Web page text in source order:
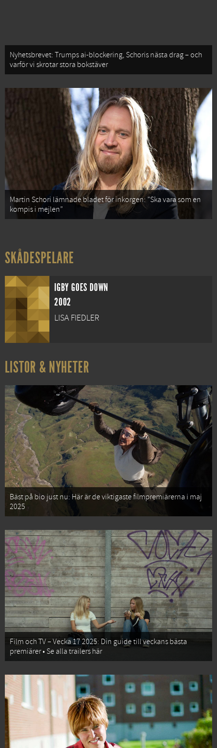
Nyhetsbrevet: Trumps ai-blockering, Schoris nästa drag – och
varför vi skrotar stora bokstäver
Martin Schori lämnade bladet för inkorgen: ”Ska vara som en
kompis i mejlen”
SKÅDESPELARE
IGBY GOES DOWN
2002
LISA FIEDLER
LISTOR & NYHETER
Bäst på bio just nu: Här är de viktigaste filmpremiärerna i maj
2025
Film och TV – Vecka 17 2025: Din guide till veckans bästa
premiärer • Se alla trailers här